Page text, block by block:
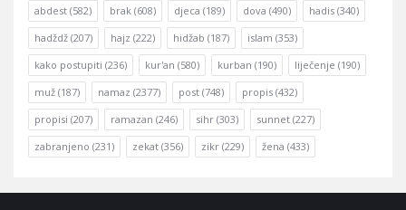
abdest (582) brak (608) djeca (189) dova (490) hadis (340)
hadždž (207) hajz (222) hidžab (187) islam (353)
kako postupiti (236) kur'an (580) kurban (190) liječenje (190)
muž (187) namaz (2377) post (748) propis (432)
propisi (207) ramazan (246) sihr (303) sunnet (227)
zabranjeno (231) zekat (356) zikr (229) žena (433)